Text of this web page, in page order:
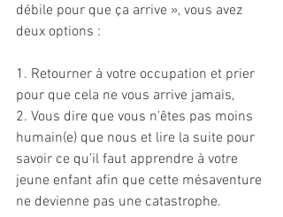
débile pour que ça arrive », vous avez
deux options :
1. Retourner à votre occupation et prier
pour que cela ne vous arrive jamais,
2. Vous dire que vous n’êtes pas moins
humain(e) que nous et lire la suite pour
savoir ce qu’il faut apprendre à votre
jeune enfant afin que cette mésaventure
ne devienne pas une catastrophe.